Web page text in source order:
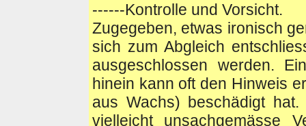
------Kontrolle und Vorsicht.
Zugegeben, etwas ironisch
sich zum Abgleich
ausgeschlossen werden.
hinein kann oft den Hinweis
aus Wachs) beschädigt
vielleicht unsachgemässe